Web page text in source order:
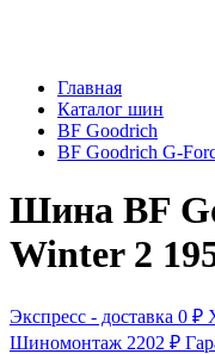
Главная
Каталог шин
BF Goodrich
BF Goodrich G-
Шина BF
Winter 2
Экспресс - доставка 0 ₽
Шиномонтаж 2202 ₽